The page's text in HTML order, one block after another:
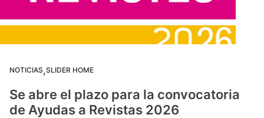
NOTICIAS,SLIDER HOME
Se abre el plazo para la convocatoria
de Ayudas a Revistas 2026